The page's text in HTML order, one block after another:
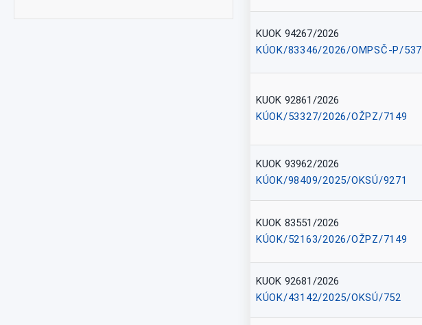
KUOK 94267/2026
KÚOK/83346/2026/OMPSČ-P/537
KUOK 92861/2026
KÚOK/53327/2026/OŽPZ/7149
KUOK 93962/2026
KÚOK/98409/2025/OKSÚ/9271
KUOK 83551/2026
KÚOK/52163/2026/OŽPZ/7149
KUOK 92681/2026
KÚOK/43142/2025/OKSÚ/752